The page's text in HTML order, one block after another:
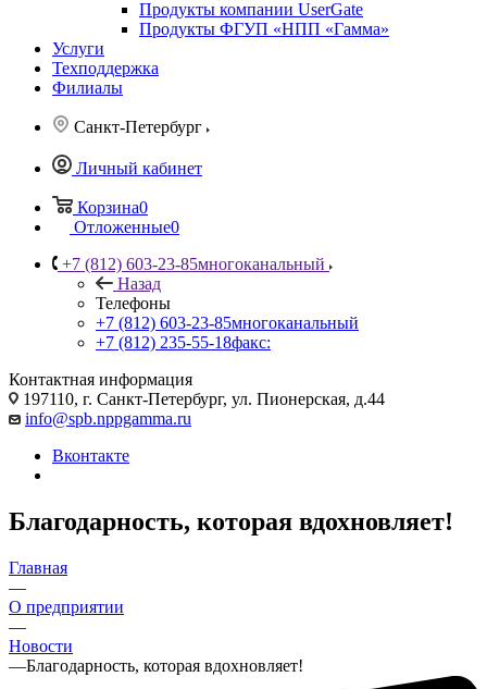
Продукты компании UserGate
Продукты ФГУП «НПП «Гамма»
Услуги
Техподдержка
Филиалы
Санкт-Петербург
Личный кабинет
Корзина0
Отложенные0
+7 (812) 603-23-85многоканальный
Назад
Телефоны
+7 (812) 603-23-85многоканальный
+7 (812) 235-55-18факс:
Контактная информация
197110, г. Санкт-Петербург, ул. Пионерская, д.44
info@spb.nppgamma.ru
Вконтакте
Благодарность, которая вдохновляет!
Главная
—
О предприятии
—
Новости
—Благодарность, которая вдохновляет!